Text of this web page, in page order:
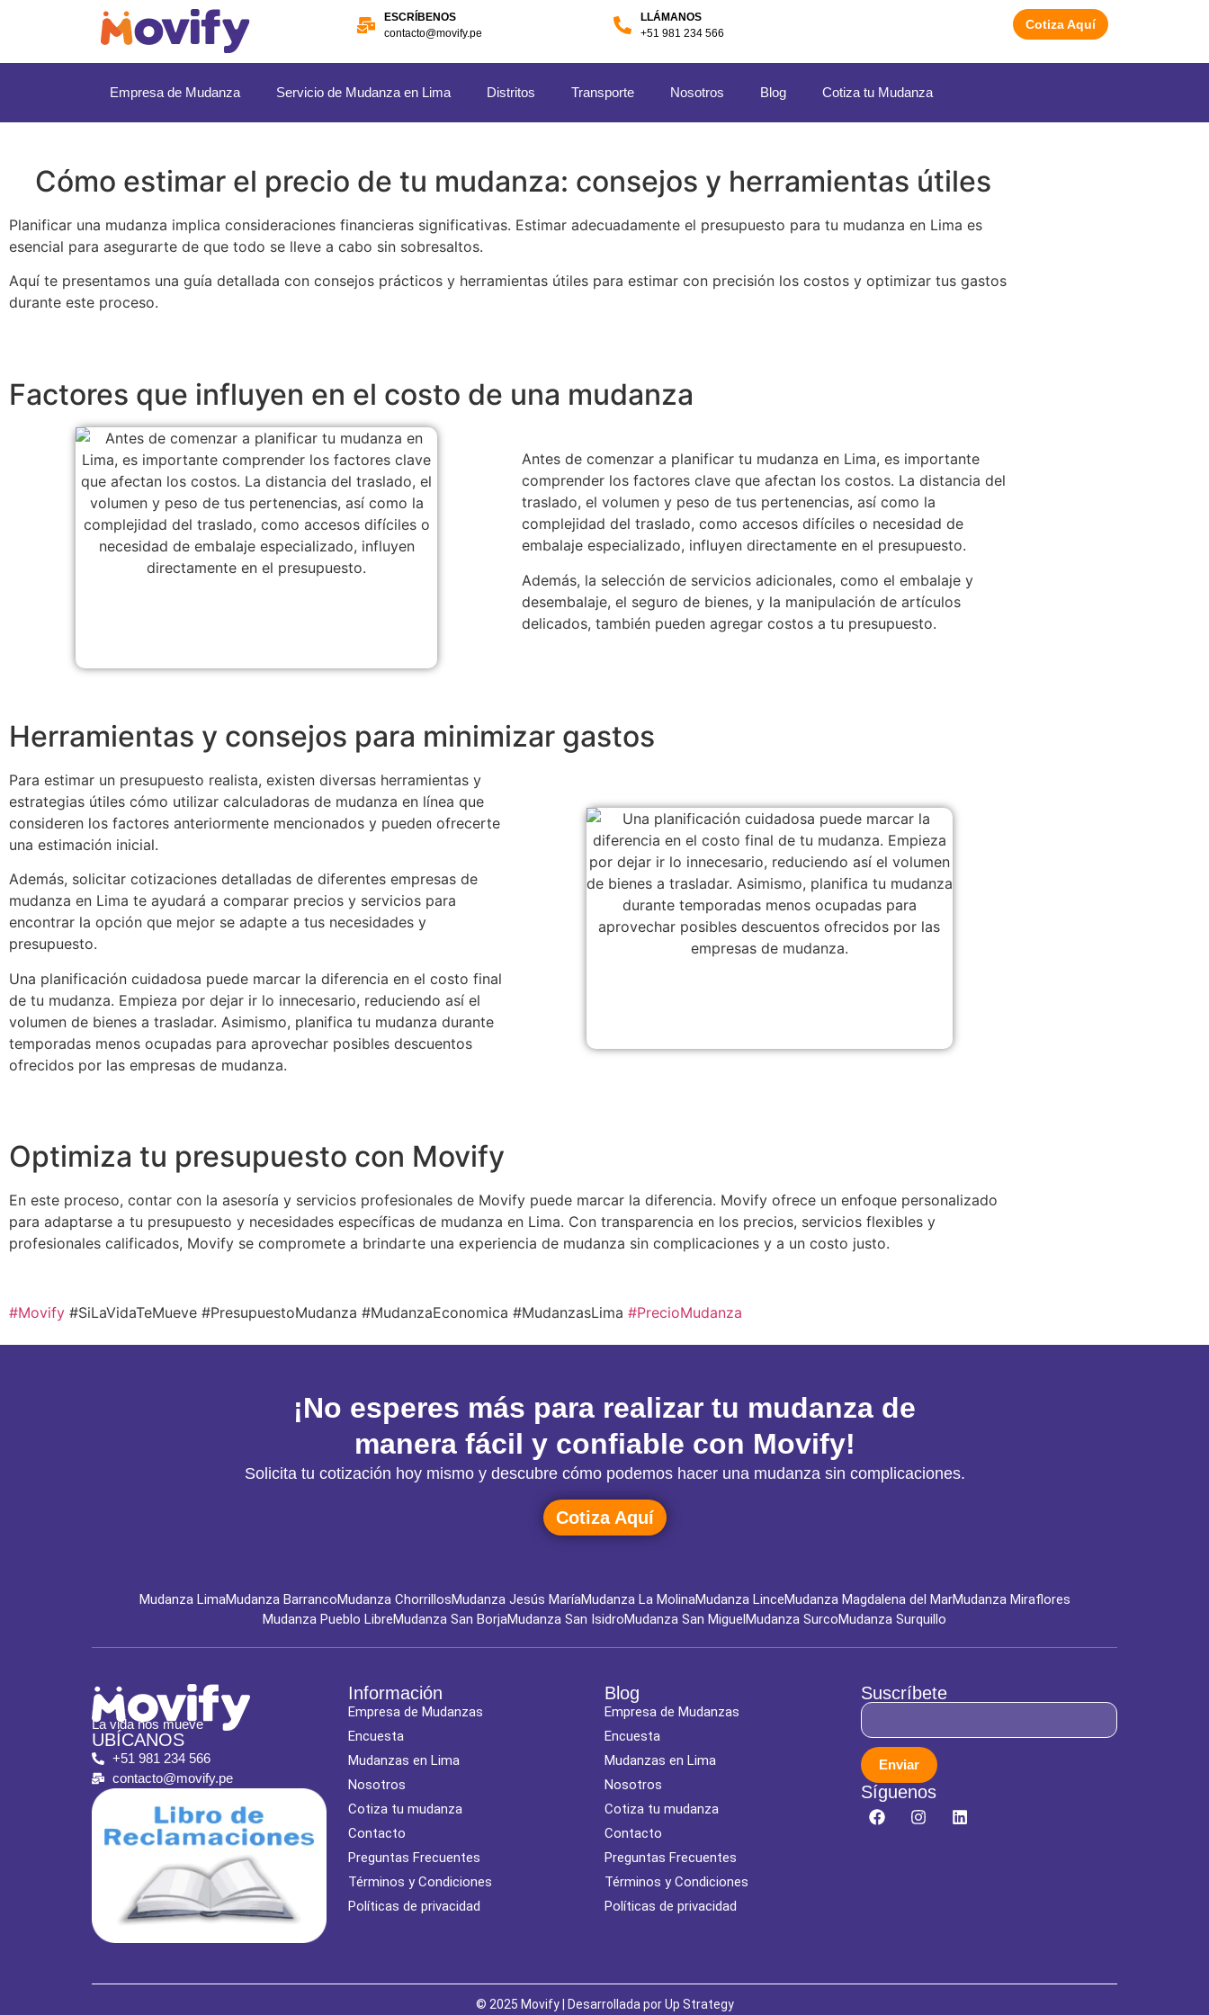
ESCRÍBENOS
contacto@movify.pe
LLÁMANOS
+51 981 234 566
Cotiza Aquí
Empresa de Mudanza Servicio de Mudanza en Lima Distritos Transporte Nosotros Blog Cotiza tu Mudanza
Cómo estimar el precio de tu mudanza: consejos y herramientas útiles
Planificar una mudanza implica consideraciones financieras significativas. Estimar adecuadamente el presupuesto para tu mudanza en Lima es
esencial para asegurarte de que todo se lleve a cabo sin sobresaltos.
Aquí te presentamos una guía detallada con consejos prácticos y herramientas útiles para estimar con precisión los costos y optimizar tus gastos
durante este proceso.
Factores que influyen en el costo de una mudanza
Antes de comenzar a planificar tu mudanza en Lima, es importante
comprender los factores clave que afectan los costos. La distancia del
traslado, el volumen y peso de tus pertenencias, así como la
complejidad del traslado, como accesos difíciles o necesidad de
embalaje especializado, influyen directamente en el presupuesto.
Además, la selección de servicios adicionales, como el embalaje y
desembalaje, el seguro de bienes, y la manipulación de artículos
delicados, también pueden agregar costos a tu presupuesto.
Herramientas y consejos para minimizar gastos
Para estimar un presupuesto realista, existen diversas herramientas y
estrategias útiles cómo utilizar calculadoras de mudanza en línea que
consideren los factores anteriormente mencionados y pueden ofrecerte
una estimación inicial.
Además, solicitar cotizaciones detalladas de diferentes empresas de
mudanza en Lima te ayudará a comparar precios y servicios para
encontrar la opción que mejor se adapte a tus necesidades y
presupuesto.
Una planificación cuidadosa puede marcar la diferencia en el costo final
de tu mudanza. Empieza por dejar ir lo innecesario, reduciendo así el
volumen de bienes a trasladar. Asimismo, planifica tu mudanza durante
temporadas menos ocupadas para aprovechar posibles descuentos
ofrecidos por las empresas de mudanza.
Optimiza tu presupuesto con Movify
En este proceso, contar con la asesoría y servicios profesionales de Movify puede marcar la diferencia. Movify ofrece un enfoque personalizado
para adaptarse a tu presupuesto y necesidades específicas de mudanza en Lima. Con transparencia en los precios, servicios flexibles y
profesionales calificados, Movify se compromete a brindarte una experiencia de mudanza sin complicaciones y a un costo justo.
#Movify #SiLaVidaTeMueve #PresupuestoMudanza #MudanzaEconomica #MudanzasLima #PrecioMudanza
¡No esperes más para realizar tu mudanza de
manera fácil y confiable con Movify!
Solicita tu cotización hoy mismo y descubre cómo podemos hacer una mudanza sin complicaciones.
Cotiza Aquí
Mudanza LimaMudanza BarrancoMudanza ChorrillosMudanza Jesús MaríaMudanza La MolinaMudanza LinceMudanza Magdalena del MarMudanza Miraflores
Mudanza Pueblo LibreMudanza San BorjaMudanza San IsidroMudanza San MiguelMudanza SurcoMudanza Surquillo
La vida nos mueve
UBÍCANOS
+51 981 234 566
contacto@movify.pe
Información
Empresa de Mudanzas
Encuesta
Mudanzas en Lima
Nosotros
Cotiza tu mudanza
Contacto
Preguntas Frecuentes
Términos y Condiciones
Políticas de privacidad
Blog
Empresa de Mudanzas
Encuesta
Mudanzas en Lima
Nosotros
Cotiza tu mudanza
Contacto
Preguntas Frecuentes
Términos y Condiciones
Políticas de privacidad
Suscríbete
Enviar
Síguenos
© 2025 Movify | Desarrollada porUp Strategy